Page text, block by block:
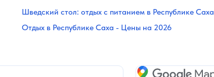
Шведский стол: отдых с питанием в Республике Саха
Отдых в Республике Саха - Цены на 2026
Google Maps